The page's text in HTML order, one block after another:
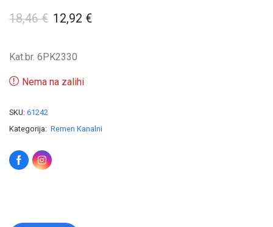
18,46€ 12,92 €
Kat.br. 6PK2330
Nema na zalihi
SKU: 61242
Kategorija: Remen Kanalni